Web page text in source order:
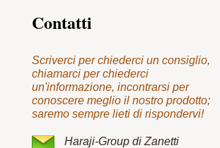
Contatti
Scriverci per chiederci un consiglio,
chiamarci per chiederci
un'informazione, incontrarsi per
conoscere meglio il nostro prodotto;
saremo sempre lieti di rispondervi!
Haraji-Group di Zanetti